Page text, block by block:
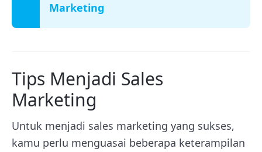
Marketing
Tips Menjadi Sales
Marketing
Untuk menjadi sales marketing yang sukses,
kamu perlu menguasai beberapa keterampilan